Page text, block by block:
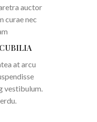
auctor
curae nec
at arcu
vestibulum.